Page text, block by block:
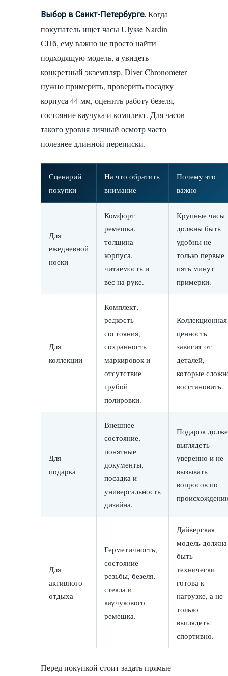
Выбор в Санкт-Петербурге. Когда
покупатель ищет часы Ulysse Nardin
СПб, ему важно не просто найти
подходящую модель, а увидеть
конкретный экземпляр. Diver Chronometer
нужно примерить, проверить посадку
корпуса 44 мм, оценить работу безеля,
состояние каучука и комплект. Для часов
такого уровня личный осмотр часто
полезнее длинной переписки.
Сценарий
покупки
На что обратить
внимание
Почему это
важно
Для
ежедневной
носки
Комфорт
ремешка,
толщина
корпуса,
читаемость и
вес на руке.
Крупные часы
должны быть
удобны не
только первые
пять минут
примерки.
Для
коллекции
Комплект,
редкость
состояния,
сохранность
маркировок и
отсутствие
грубой
полировки.
Коллекционная
ценность
зависит от
деталей,
которые
восстановить.
Для
подарка
Внешнее
состояние,
понятные
документы,
посадка и
универсальность
дизайна.
Подарок
выглядеть
уверенно и не
вызывать
вопросов по
Для
активного
отдыха
Герметичность,
состояние
резьбы, безеля,
стекла и
каучукового
ремешка.
Дайверская
модель должна
быть
технически
готова к
нагрузке, а не
только
выглядеть
спортивно.
Перед покупкой стоит задать прямые